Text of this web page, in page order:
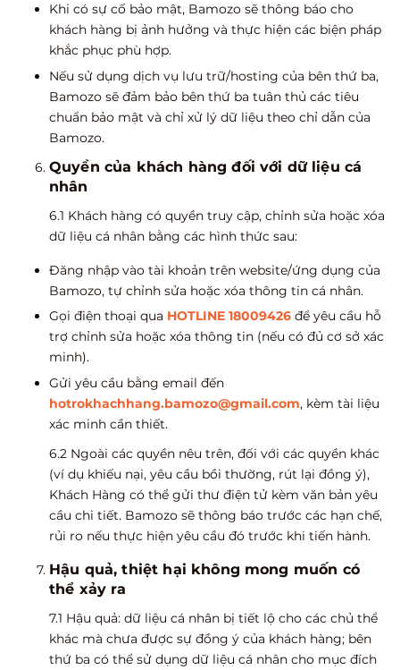
Khi có sự cố bảo mật, Bamozo sẽ thông báo cho
khách hàng bị ảnh hưởng và thực hiện các biện pháp
khắc phục phù hợp.
Nếu sử dụng dịch vụ lưu trữ/hosting của bên thứ ba,
Bamozo sẽ đảm bảo bên thứ ba tuân thủ các tiêu
chuẩn bảo mật và chỉ xử lý dữ liệu theo chỉ dẫn của
Bamozo.
Quyền của khách hàng đối với dữ liệu cá
nhân
6.1 Khách hàng có quyền truy cập, chỉnh sửa hoặc xóa
dữ liệu cá nhân bằng các hình thức sau:
Đăng nhập vào tài khoản trên website/ứng dụng của
Bamozo, tự chỉnh sửa hoặc xóa thông tin cá nhân.
Gọi điện thoại qua HOTLINE 18009426 để yêu cầu hỗ
trợ chỉnh sửa hoặc xóa thông tin (nếu có đủ cơ sở xác
minh).
Gửi yêu cầu bằng email đến
hotrokhachhang.bamozo@gmail.com, kèm tài liệu
xác minh cần thiết.
6.2 Ngoài các quyền nêu trên, đối với các quyền khác
(ví dụ khiếu nại, yêu cầu bồi thường, rút lại đồng ý),
Khách Hàng có thể gửi thư điện tử kèm văn bản yêu
cầu chi tiết. Bamozo sẽ thông báo trước các hạn chế,
rủi ro nếu thực hiện yêu cầu đó trước khi tiến hành.
Hậu quả, thiệt hại không mong muốn có
thể xảy ra
7.1 Hậu quả: dữ liệu cá nhân bị tiết lộ cho các chủ thể
khác mà chưa được sự đồng ý của khách hàng; bên
thứ ba có thể sử dụng dữ liệu cá nhân cho mục đích